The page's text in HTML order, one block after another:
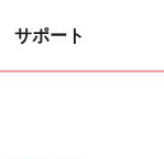
サポート